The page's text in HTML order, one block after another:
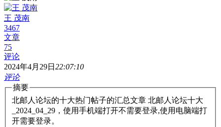
王 茂南
3467
文章
75
评论
2024年4月29日 22:07:10
评论
摘要
北邮人论坛的十大热门帖子的汇总文章 北邮人论坛十大
_2024_04_29，使用手机端打开不需要登录,使用电脑端打
开需要登录。